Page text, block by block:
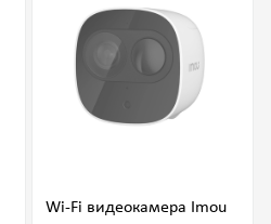
Wi-Fi видеокамера Imou